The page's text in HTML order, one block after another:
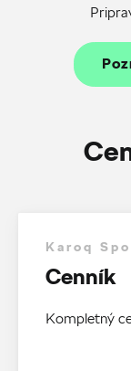
Karoq
Cenník
Kompletný